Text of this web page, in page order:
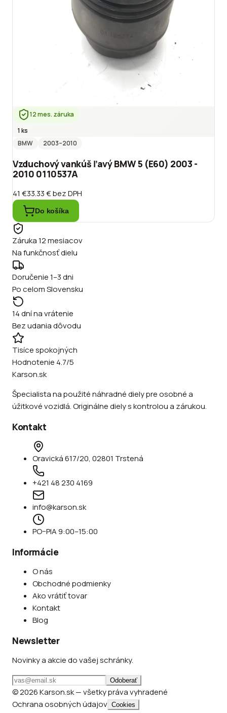
12 mes. záruka
1 ks
BMW
2003–2010
Vzduchový vankúš ľavý BMW 5 (E60) 2003 -
2010 0110537A
41 €33.33 €bez DPH
Do košíka
Záruka 12 mesiacov
Na funkčnosť dielu
Doručenie 1–3 dni
Po celom Slovensku
14 dní na vrátenie
Bez udania dôvodu
Tisíce spokojných
Hodnotenie 4.7/5
Karson.sk
Špecialista na použité náhradné diely pre osobné a
úžitkové vozidlá. Originálne diely s kontrolou a zárukou.
Kontakt
Oravická 617/20, 02801 Trstená
+421 48 230 4169
info@karson.sk
PO–PIA 9:00–15:00
Informácie
O nás
Obchodné podmienky
Ako vrátiť tovar
Kontakt
Blog
Newsletter
Novinky a akcie do vašej schránky.
Odoberať
© 2026 Karson.sk — všetky práva vyhradené
Ochrana osobných údajov Cookies